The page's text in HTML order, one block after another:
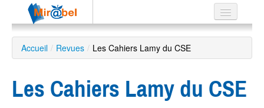
Le réseau
Soutien
Listes
Accueil / Revues / Les Cahiers Lamy du CSE
Les Cahiers Lamy du CSE